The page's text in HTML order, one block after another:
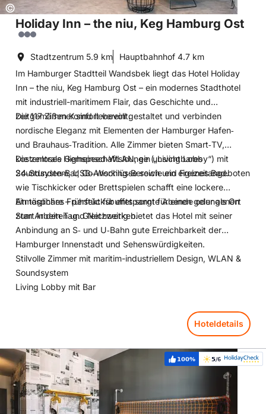
Copyright:
©
Holiday Inn – the niu, Keg Hamburg Ost
Stadtzentrum 5.9 km Hauptbahnhof 4.7 km
Im Hamburger Stadtteil Wandsbek liegt das Hotel Holiday
Inn – the niu, Keg Hamburg Ost – ein modernes Stadthotel
mit industriell-maritimem Flair, das Geschichte und
zeitgemäßen Komfort vereint.
Die 117 Zimmer sind liebevoll gestaltet und verbinden
nordische Eleganz mit Elementen der Hamburger Hafen‑
und Brauhaus‑Tradition. Alle Zimmer bieten Smart‑TV,
kostenloses Highspeed‑WLAN, ein unsichtbares
Soundsystem, USB‑Anschlüsse sowie ein eigenes Bad.
Die zentrale Gemeinschaftslounge („Living Lobby“) mit
24‑Stunden‑Bar, Co‑Working‑Bereich und Freizeitangeboten
wie Tischkicker oder Brettspielen schafft eine lockere
Atmosphäre – perfekt für entspannte Abende oder als Ort
zum Arbeiten und Netzwerken.
Ein tägliches Frühstücksbuffet sorgt für einen gelungenen
Start in den Tag. Gleichzeitig bietet das Hotel mit seiner
Anbindung an S‑ und U‑Bahn gute Erreichbarkeit der
Hamburger Innenstadt und Sehenswürdigkeiten.
Stilvolle Zimmer mit maritim-industriellem Design, WLAN &
Soundsystem
Living Lobby mit Bar
Hoteldetails
Weiterempfehlung:
100% Bewertung:
5/6
Hoteldetails: Superbude St. Pauli